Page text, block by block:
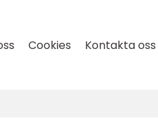
Cookies Kontakta oss